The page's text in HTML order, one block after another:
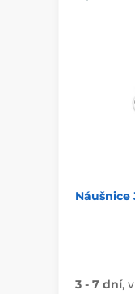
Náušnice
3 - 7 dní,